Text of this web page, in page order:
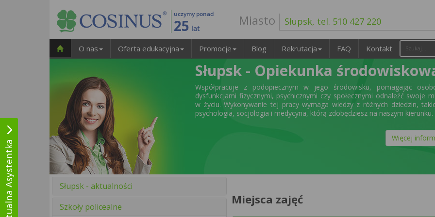
uczymy ponad
25 lat
Miasto Słupsk, tel. 510 427 220
O nas Oferta edukacyjna Promocje Blog Rekrutacja FAQ Kontakt
Słupsk - Opiekunka
Współpracuje z podopiecznym w jego środowisku, pomagając
dysfunkcjami fizycznymi, psychicznymi czy społecznymi odnaleźć swoje
w życiu. Wykonywanie tej pracy wymaga wiedzy z różnych dziedzin,
psychologia, socjologia i medycyna, którą zdobędziesz na naszym kierunku.
Więcej
Słupsk - aktualności
Szkoły policealne
Miejsca zajęć
Wirtualna Asystentka